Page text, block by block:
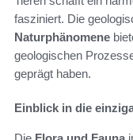
fasziniert. Die
Naturphänomene
geologischen
geprägt haben.
Einblick in die